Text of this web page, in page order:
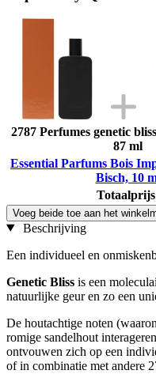
2787 Perfumes genetic
87 ml
Essential Parfums Bois
Bisch, 10
Voeg beide toe aan het
Beschrijving
Een individueel en
Genetic Bliss is een
natuurlijke geur en zo een
De houtachtige noten
romige sandelhout
ontvouwen zich op een
of in combinatie met andere